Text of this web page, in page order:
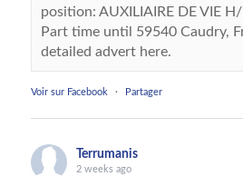
position: AUXILIAIRE DE VIE
Part time until 59540 Caudry,
detailed advert here.
Voir sur Facebook · Partager
Terrumanis
2 weeks ago